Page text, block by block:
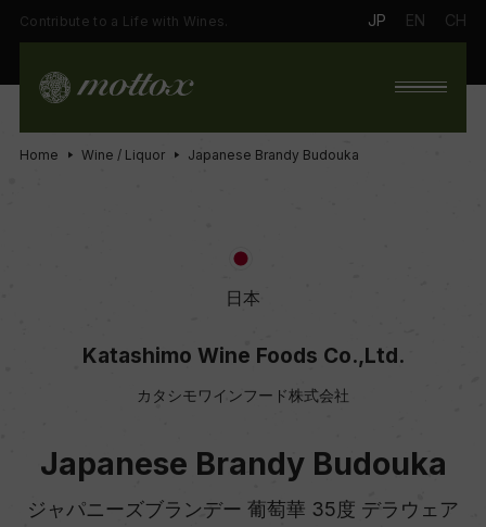
Contribute to a Life with Wines. JP EN CH
Home Wine / Liquor Japanese Brandy Budouka
日本
Katashimo Wine Foods Co.,Ltd.
カタシモワインフード株式会社
Japanese Brandy Budouka
ジャパニーズブランデー 葡萄華 35度 デラウェア